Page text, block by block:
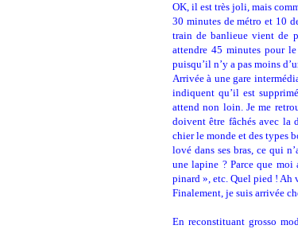
OK, il est très joli, mais
30 minutes de métro et 10
train de banlieue vient de
attendre 45 minutes pour
puisqu’il n’y a pas moins
Arrivée à une gare
indiquent qu’il est
attend non loin. Je me
doivent être fâchés avec la
chier le monde et des types
lové dans ses bras, ce qui
une lapine ? Parce que
pinard », etc. Quel pied ! Ah
Finalement, je suis arrivée
En reconstituant grosso